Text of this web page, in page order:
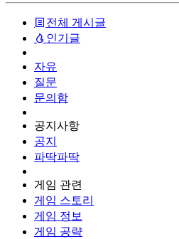
전체 게시글
인기글
자유
질문
문의함
공지사항
공지
파딱파딱
게임 관련
게임 스토리
게임 정보
게임 공략